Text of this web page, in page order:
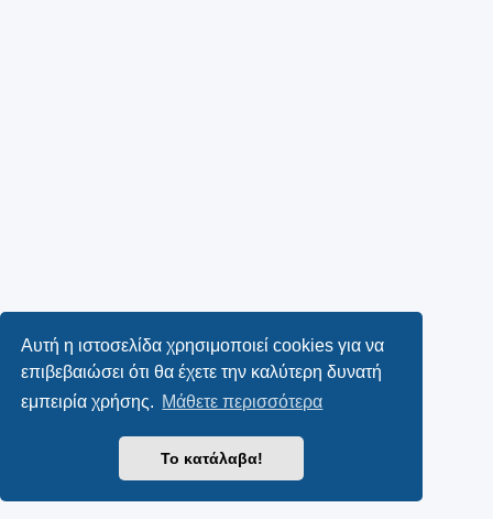
Αυτή η ιστοσελίδα χρησιμοποιεί cookies για να
επιβεβαιώσει ότι θα έχετε την καλύτερη δυνατή
εμπειρία χρήσης. Μάθετε περισσότερα
Το κατάλαβα!